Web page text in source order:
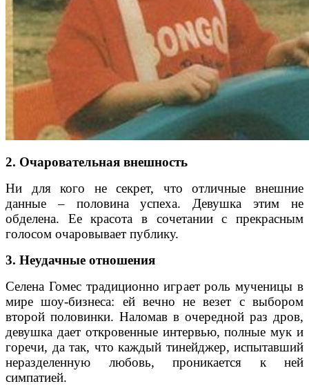
2. Очаровательная внешность
Ни для кого не секрет, что отличные внешние
данные – половина успеха. Девушка этим не
обделена. Ее красота в сочетании с прекрасным
голосом очаровывает публику.
3. Неудачные отношения
Селена Гомес традиционно играет роль мученицы в
мире шоу-бизнеса: ей вечно не везет с выбором
второй половинки. Наломав в очередной раз дров,
девушка дает откровенные интервью, полные мук и
горечи, да так, что каждый тинейджер, испытавший
неразделенную любовь, проникается к ней
симпатией.